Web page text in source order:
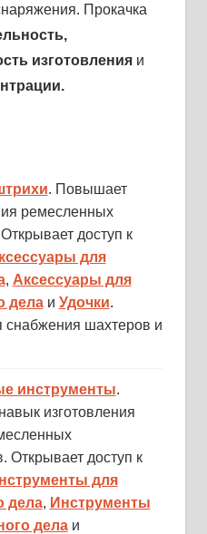
Прокачка
изготовленияи
. Повышает
ремесленных
доступ к
для
, Аксессуары для
делаи Удочки.
снабжения шахтеров и
инструменты.
изготовления
Открывает доступ к
для
дела, Инструменты
делаи